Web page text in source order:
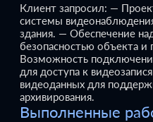
Клиент запросил: —
системы
здания. — Обеспечение
безопасностью объекта
Возможность
для доступа к
видеоданных для
архивирования.
Выполненные